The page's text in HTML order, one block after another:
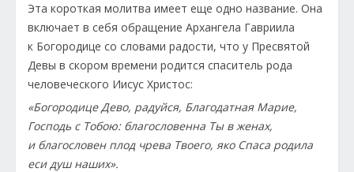
Эта короткая молитва имеет еще одно название. Она
включает в себя обращение Архангела Гавриила
к Богородице со словами радости, что у Пресвятой
Девы в скором времени родится спаситель рода
человеческого Иисус Христос:
«Богородице Дево, радуйся, Благодатная Марие,
Господь с Тобою: благословенна Ты в женах,
и благословен плод чрева Твоего, яко Спаса родила
еси душ наших».